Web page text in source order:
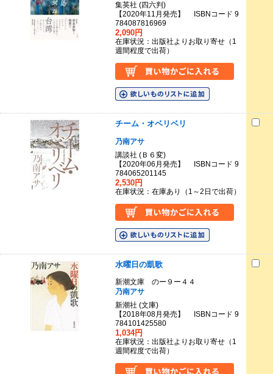
集英社 (四六判)
【2020年11月発売】 ISBNコード 9
784087816969
2,090円
在庫状況：出版社よりお取り寄せ（1
週間程度で出荷）
チーム・オベリベリ
乃南アサ
講談社 (Ｂ６変)
【2020年06月発売】 ISBNコード 9
784065201145
2,530円
在庫状況：在庫あり（1～2日で出荷）
水曜日の凱歌
新潮文庫 のー９ー４４
乃南アサ
新潮社 (文庫)
【2018年08月発売】 ISBNコード 9
784101425580
1,034円
在庫状況：出版社よりお取り寄せ（1
週間程度で出荷）